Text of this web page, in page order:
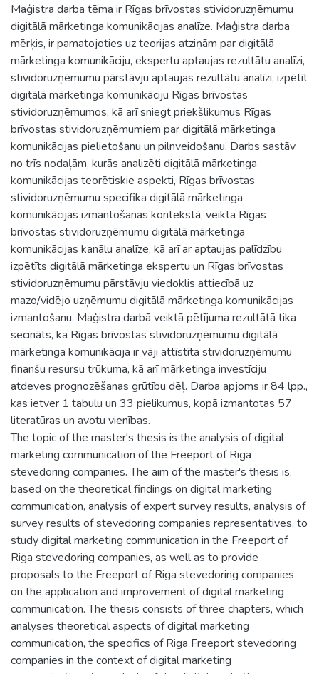
Maģistra darba tēma ir Rīgas brīvostas stividoruzņēmumu
digitālā mārketinga komunikācijas analīze. Maģistra darba
mērķis, ir pamatojoties uz teorijas atziņām par digitālā
mārketinga komunikāciju, ekspertu aptaujas rezultātu analīzi,
stividoruzņēmumu pārstāvju aptaujas rezultātu analīzi, izpētīt
digitālā mārketinga komunikāciju Rīgas brīvostas
stividoruzņēmumos, kā arī sniegt priekšlikumus Rīgas
brīvostas stividoruzņēmumiem par digitālā mārketinga
komunikācijas pielietošanu un pilnveidošanu. Darbs sastāv
no trīs nodaļām, kurās analizēti digitālā mārketinga
komunikācijas teorētiskie aspekti, Rīgas brīvostas
stividoruzņēmumu specifika digitālā mārketinga
komunikācijas izmantošanas kontekstā, veikta Rīgas
brīvostas stividoruzņēmumu digitālā mārketinga
komunikācijas kanālu analīze, kā arī ar aptaujas palīdzību
izpētīts digitālā mārketinga ekspertu un Rīgas brīvostas
stividoruzņēmumu pārstāvju viedoklis attiecībā uz
mazo/vidējo uzņēmumu digitālā mārketinga komunikācijas
izmantošanu. Maģistra darbā veiktā pētījuma rezultātā tika
secināts, ka Rīgas brīvostas stividoruzņēmumu digitālā
mārketinga komunikācija ir vāji attīstīta stividoruzņēmumu
finanšu resursu trūkuma, kā arī mārketinga investīciju
atdeves prognozēšanas grūtību dēļ. Darba apjoms ir 84 lpp.,
kas ietver 1 tabulu un 33 pielikumus, kopā izmantotas 57
literatūras un avotu vienības.
The topic of the master's thesis is the analysis of digital
marketing communication of the Freeport of Riga
stevedoring companies. The aim of the master's thesis is,
based on the theoretical findings on digital marketing
communication, analysis of expert survey results, analysis of
survey results of stevedoring companies representatives, to
study digital marketing communication in the Freeport of
Riga stevedoring companies, as well as to provide
proposals to the Freeport of Riga stevedoring companies
on the application and improvement of digital marketing
communication. The thesis consists of three chapters, which
analyses theoretical aspects of digital marketing
communication, the specifics of Riga Freeport stevedoring
companies in the context of digital marketing